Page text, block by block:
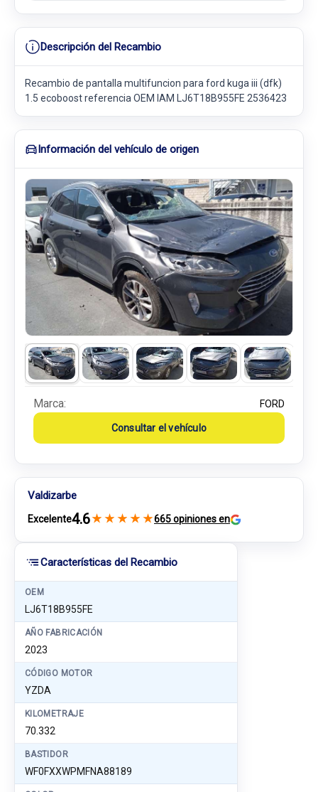
Características del Recambio
OEM
LJ6T18B955FE
AÑO FABRICACIÓN
2023
CÓDIGO MOTOR
YZDA
KILOMETRAJE
70.332
BASTIDOR
WF0FXXWPMFNA88189
Descripción del Recambio
Recambio de pantalla multifuncion para ford kuga iii (dfk)
1.5 ecoboost referencia OEM IAM LJ6T18B955FE 2536423
Información del vehículo de origen
Marca: FORD
Consultar el vehículo
Valdizarbe
Excelente4.6★ ★ ★ ★ ★665 opiniones en